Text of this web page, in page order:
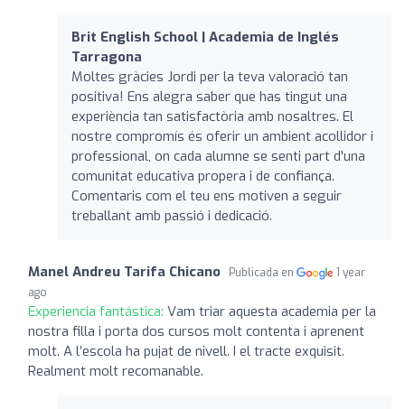
Brit English School | Academia de Inglés
Tarragona
Moltes gràcies Jordi per la teva valoració tan
positiva! Ens alegra saber que has tingut una
experiència tan satisfactòria amb nosaltres. El
nostre compromís és oferir un ambient acollidor i
professional, on cada alumne se senti part d'una
comunitat educativa propera i de confiança.
Comentaris com el teu ens motiven a seguir
treballant amb passió i dedicació.
Manel Andreu Tarifa Chicano Publicada en
1 year
ago
Experiencia fantástica: Vam triar aquesta academia per la
nostra filla i porta dos cursos molt contenta i aprenent
molt. A l’escola ha pujat de nivell. I el tracte exquisit.
Realment molt recomanable.